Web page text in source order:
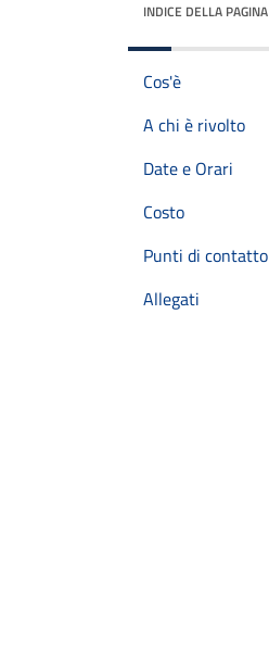
INDICE DELLA PAGINA
Cos'è
A chi è rivolto
Date e Orari
Costo
Punti di contatto
Allegati